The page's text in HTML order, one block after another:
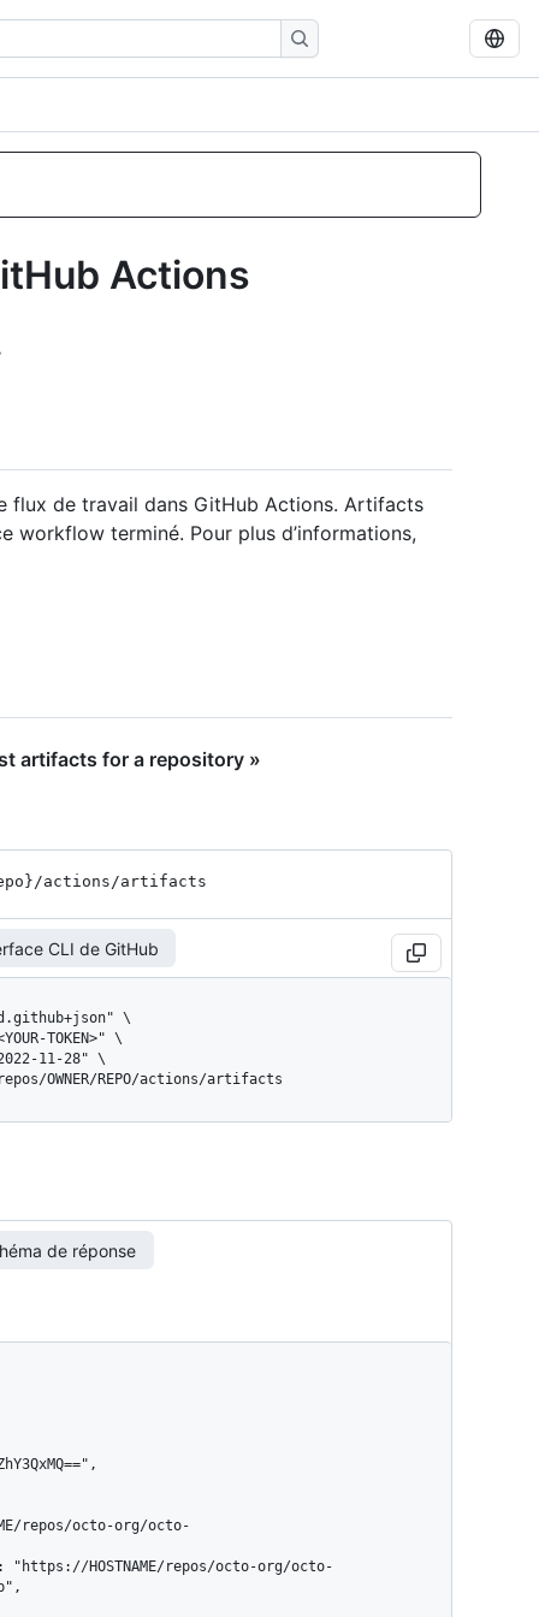
Actions
flux de travail dans GitHub Actions. Artifacts
workflow terminé. Pour plus d’informations,
artifacts for a repository »
/actions/artifacts
CLI de GitHub
OWNER/REPO/actions/artifacts
de réponse